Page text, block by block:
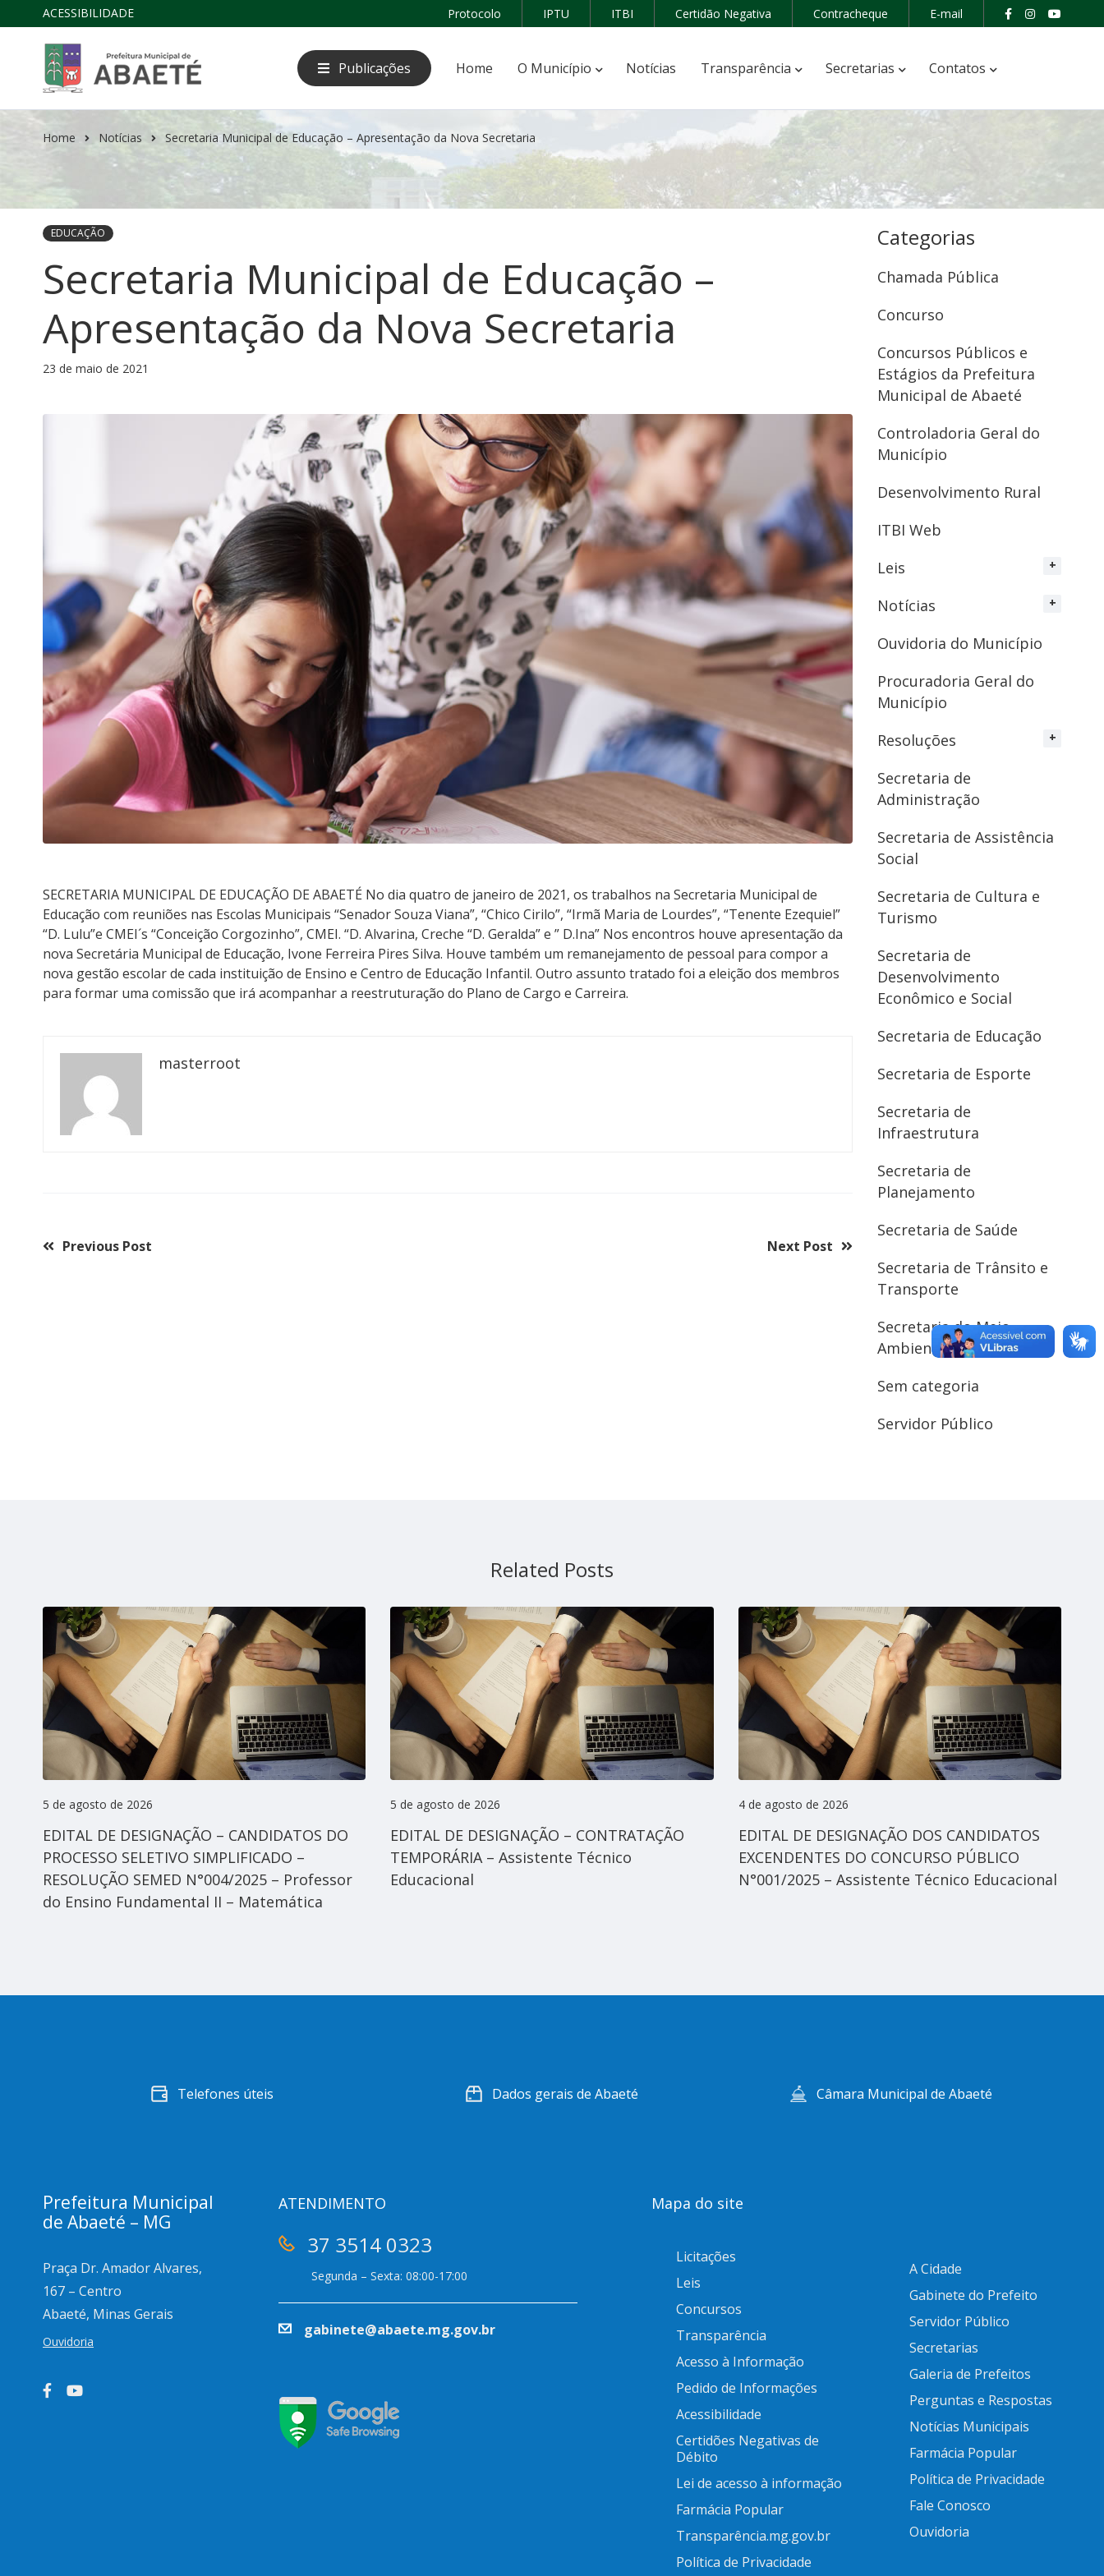
ACESSIBILIDADE Protocolo IPTU ITBI Certidão Negativa Contracheque E-mail
Publicações Home O Município Notícias Transparência Secretarias Contatos
Home Notícias Secretaria Municipal de Educação – Apresentação da Nova Secretaria
EDUCAÇÃO
Secretaria Municipal de Educação –
Apresentação da Nova Secretaria
23 de maio de 2021
SECRETARIA MUNICIPAL DE EDUCAÇÃO DE ABAETÉ No dia quatro de janeiro de 2021, os trabalhos na Secretaria Municipal de
Educação com reuniões nas Escolas Municipais “Senador Souza Viana”, “Chico Cirilo”, “Irmã Maria de Lourdes”, “Tenente Ezequiel”
“D. Lulu”e CMEI´s “Conceição Corgozinho”, CMEI. “D. Alvarina, Creche “D. Geralda” e ” D.Ina” Nos encontros houve apresentação da
nova Secretária Municipal de Educação, Ivone Ferreira Pires Silva. Houve também um remanejamento de pessoal para compor a
Categorias
Chamada Pública
Concurso
Concursos Públicos e
Estágios da Prefeitura
Municipal de Abaeté
Controladoria Geral do
Município
Desenvolvimento Rural
ITBI Web
Leis
Notícias
Ouvidoria do Município
Procuradoria Geral do
Município
Resoluções
Secretaria de
Administração
Secretaria de Assistência
Social
Secretaria de Cultura e
Turismo
Secretaria de
Desenvolvimento
Econômico e Social
Secretaria de Educação
Secretaria de Esporte
Secretaria de
Infraestrutura
Secretaria de
Planejamento
Secretaria de Saúde
Secretaria de Trânsito e
Transporte
Secretaria do Meio
Ambiente
Sem categoria
Servidor Público
Related Posts
EDITAL DE DESIGNAÇÃO – CANDIDATOS DO
PROCESSO SELETIVO SIMPLIFICADO –
RESOLUÇÃO SEMED N°004/2025 – Professor
do Ensino Fundamental II – Matemática
5 de agosto de 2026
EDITAL DE DESIGNAÇÃO – CONTRATAÇÃO
TEMPORÁRIA – Assistente Técnico
Educacional
5 de agosto de 2026
EDITAL DE DESIGNAÇÃO DOS CANDIDATOS
EXCENDENTES DO CONCURSO PÚBLICO
N°001/2025 – Assistente Técnico Educacional
4 de agosto de 2026
Telefones úteis Dados gerais de Abaeté Câmara Municipal de Abaeté
Prefeitura Municipal
de Abaeté – MG
Praça Dr. Amador Alvares,
167 – Centro
Abaeté, Minas Gerais
Ouvidoria
ATENDIMENTO
37 3514 0323
Segunda – Sexta: 08:00-17:00
gabinete@abaete.mg.gov.br
Mapa do site
Licitações
Leis
Concursos
Transparência
Acesso à Informação
Pedido de Informações
Acessibilidade
Certidões Negativas de
Débito
Lei de acesso à informação
Farmácia Popular
Transparência.mg.gov.br
Política de Privacidade
A Cidade
Gabinete do Prefeito
Servidor Público
Secretarias
Galeria de Prefeitos
Perguntas e Respostas
Notícias Municipais
Farmácia Popular
Política de Privacidade
Fale Conosco
Ouvidoria